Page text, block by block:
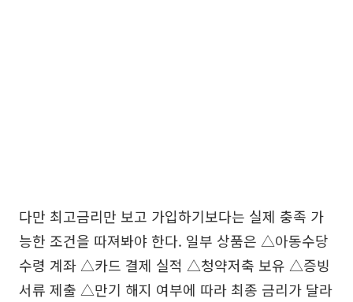
다만 최고금리만 보고 가입하기보다는 실제 충족 가
능한 조건을 따져봐야 한다. 일부 상품은 △아동수당
수령 계좌 △카드 결제 실적 △청약저축 보유 △증빙
서류 제출 △만기 해지 여부에 따라 최종 금리가 달라